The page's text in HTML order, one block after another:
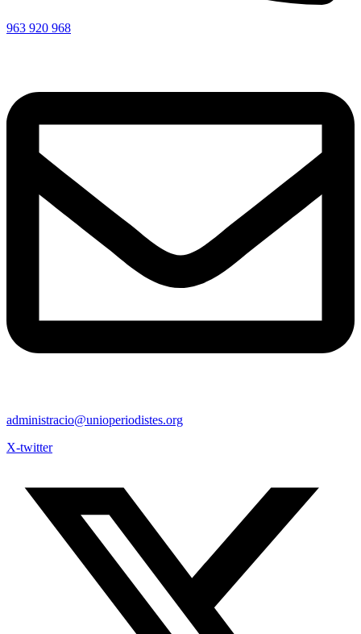
963 920 968
administracio@unioperiodistes.org
X-twitter